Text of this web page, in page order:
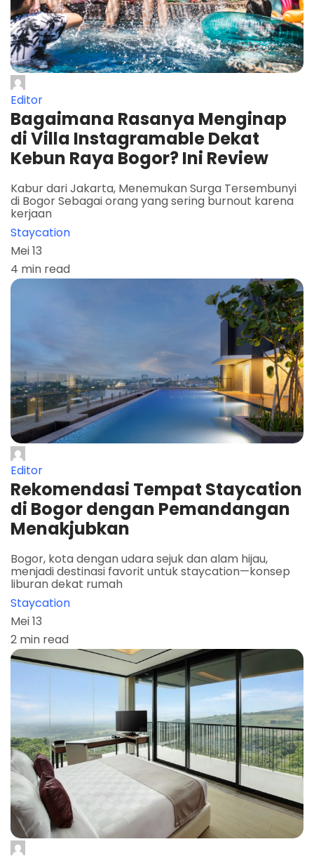
Editor
Bagaimana Rasanya Menginap
di Villa Instagramable Dekat
Kebun Raya Bogor? Ini Review
Kabur dari Jakarta, Menemukan Surga Tersembunyi
di Bogor Sebagai orang yang sering burnout karena
kerjaan
Staycation
Mei 13
4 min read
Editor
Rekomendasi Tempat Staycation
di Bogor dengan Pemandangan
Menakjubkan
Bogor, kota dengan udara sejuk dan alam hijau,
menjadi destinasi favorit untuk staycation—konsep
liburan dekat rumah
Staycation
Mei 13
2 min read